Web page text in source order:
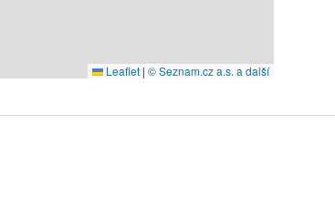
Leaflet | © Seznam.cz a.s. a další